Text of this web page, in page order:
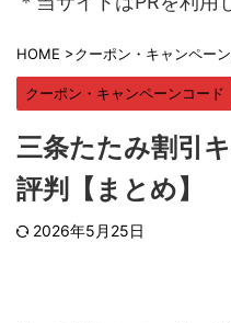
HOME >クーポン・キャンペー
クーポン・キャンペーンコード
三条たたみ割引
評判【まとめ】
2026年5月25日